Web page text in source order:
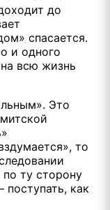
до
спасается.
и одного
всю жизнь
Это
то
по ту сторону
как